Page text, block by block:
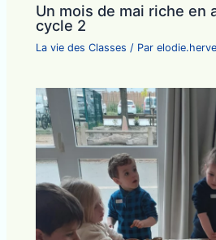
Un mois de mai riche en
cycle 2
La vie des Classes / Parelodie.herve